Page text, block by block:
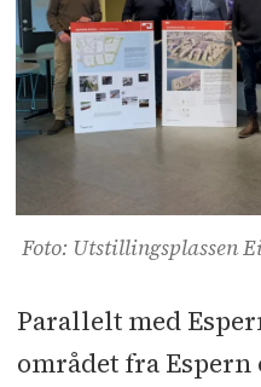
Foto: Utstillingsplassen
Parallelt med
området fra